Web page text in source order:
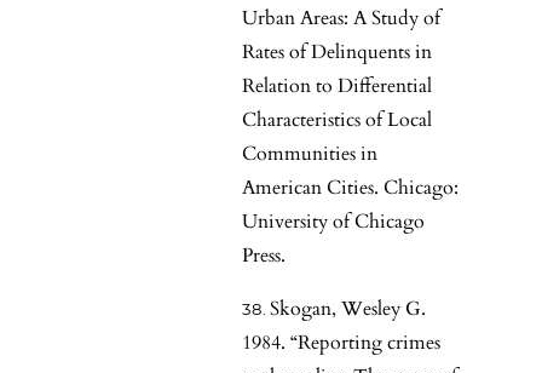
Urban Areas: A Study of
Rates of Delinquents in
Relation to Differential
Characteristics of Local
Communities in
American Cities. Chicago:
University of Chicago
Press.
Skogan, Wesley G.
1984. “Reporting crimes